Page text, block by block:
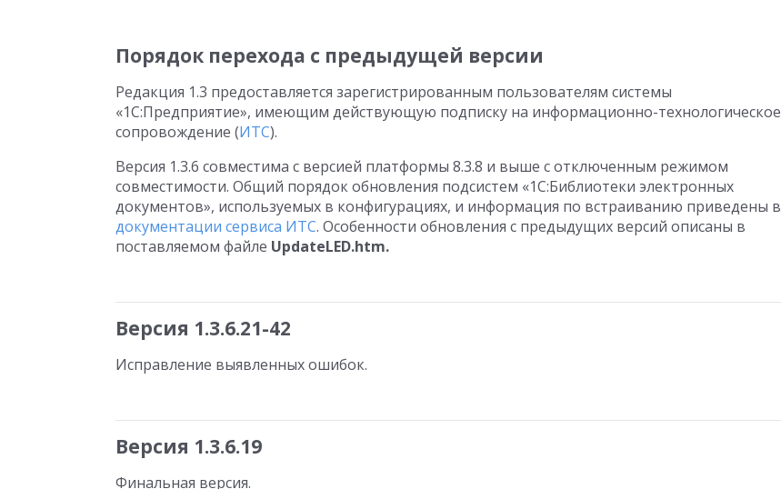
Порядок перехода с предыдущей версии
Редакция 1.3 предоставляется зарегистрированным пользователям системы
«1С:Предприятие», имеющим действующую подписку на информационно-технологическое
сопровождение (ИТС).
Версия 1.3.6 совместима с версией платформы 8.3.8 и выше с отключенным режимом
совместимости. Общий порядок обновления подсистем «1С:Библиотеки электронных
документов», используемых в конфигурациях, и информация по встраиванию приведены в
документации сервиса ИТС. Особенности обновления с предыдущих версий описаны в
поставляемом файле UpdateLED.htm.
Версия 1.3.6.21-42
Исправление выявленных ошибок.
Версия 1.3.6.19
Финальная версия.